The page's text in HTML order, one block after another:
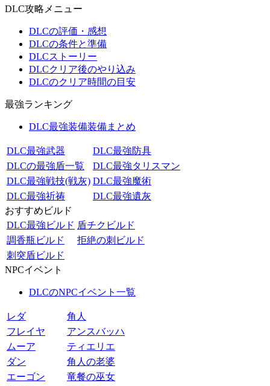
DLC攻略メニュー
DLCの評価・感想
DLCの条件と準備
DLCストーリー
DLCクリア後のやり込み
DLCのクリア時間の目安
最強ランキング
DLC最強装備装備まとめ
DLC最強武器
DLC最強防具
DLCの最強盾一覧
DLC最強タリスマン
DLC最強戦技(戦灰) DLC最強魔術
DLC最強祈祷
DLC最強遺灰
おすすめビルド
DLC最強ビルド 盾チクビルド
調香瓶ビルド
拒絶の刺ビルド
刺突盾ビルド
NPCイベント
DLCのNPCイベント一覧
レダ
角人
フレイヤ
アンスバッハ
ムーア
ティエリエ
ダン
角人の老婆
エーゴン
竜餐の巫女